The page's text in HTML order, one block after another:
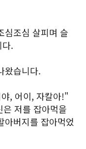
심조심 살피며 슬
.
왔습니다.
, 어이, 자칼아!"
저를 잡아먹을
아버지를 잡아먹었